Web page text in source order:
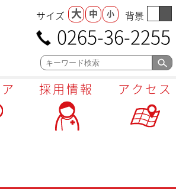
サイズ 大 中 小 背景
0265-36-2255
採用情報 アクセス